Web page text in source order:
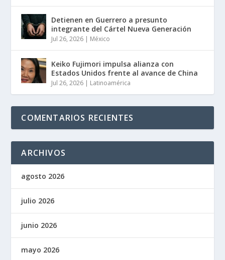
Detienen en Guerrero a presunto
integrante del Cártel Nueva Generación
Jul 26, 2026 | México
Keiko Fujimori impulsa alianza con
Estados Unidos frente al avance de China
Jul 26, 2026 | Latinoamérica
COMENTARIOS RECIENTES
ARCHIVOS
agosto 2026
julio 2026
junio 2026
mayo 2026